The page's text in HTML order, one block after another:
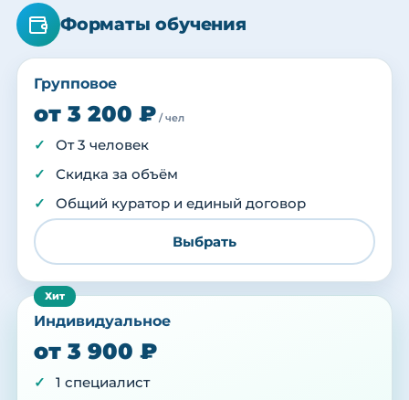
Форматы обучения
Групповое
от 3 200 ₽ / чел
От 3 человек
Скидка за объём
Общий куратор и единый договор
Выбрать
Индивидуальное
от 3 900 ₽
1 специалист